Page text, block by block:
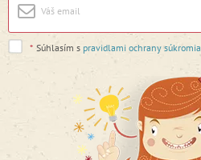
* Súhlasím s pravidlami ochrany súkromia